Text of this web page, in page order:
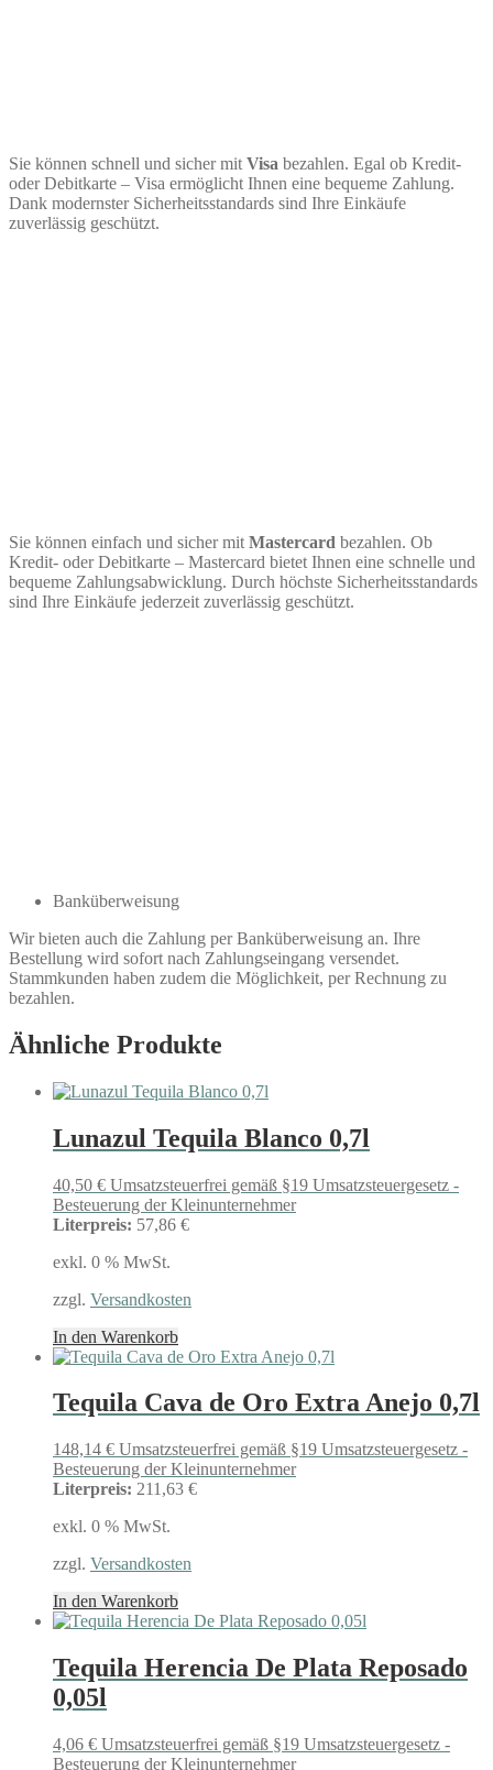
Sie können schnell und sicher mit Visa bezahlen. Egal ob Kredit-
oder Debitkarte – Visa ermöglicht Ihnen eine bequeme Zahlung.
Dank modernster Sicherheitsstandards sind Ihre Einkäufe
zuverlässig geschützt.
Sie können einfach und sicher mit Mastercard bezahlen. Ob
Kredit- oder Debitkarte – Mastercard bietet Ihnen eine schnelle und
bequeme Zahlungsabwicklung. Durch höchste Sicherheitsstandards
sind Ihre Einkäufe jederzeit zuverlässig geschützt.
Banküberweisung
Wir bieten auch die Zahlung per Banküberweisung an. Ihre
Bestellung wird sofort nach Zahlungseingang versendet.
Stammkunden haben zudem die Möglichkeit, per Rechnung zu
bezahlen.
Ähnliche Produkte
Lunazul Tequila Blanco 0,7l
40,50 € Umsatzsteuerfrei gemäß §19 Umsatzsteuergesetz -
Besteuerung der Kleinunternehmer
Literpreis: 57,86 €
exkl. 0 % MwSt.
zzgl. Versandkosten
In den Warenkorb
Tequila Cava de Oro Extra Anejo 0,7l
148,14 € Umsatzsteuerfrei gemäß §19 Umsatzsteuergesetz -
Besteuerung der Kleinunternehmer
Literpreis: 211,63 €
exkl. 0 % MwSt.
zzgl. Versandkosten
In den Warenkorb
Tequila Herencia De Plata Reposado
0,05l
4,06 € Umsatzsteuerfrei gemäß §19 Umsatzsteuergesetz -
Besteuerung der Kleinunternehmer